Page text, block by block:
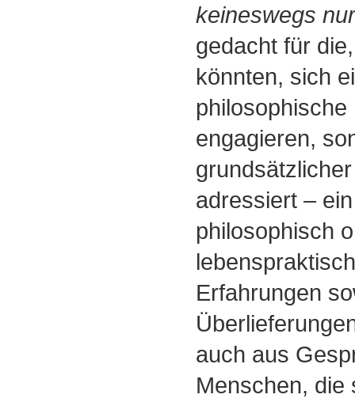
keineswegs nur
gedacht für
könnten, sich
engagieren,
adressiert ‒
philosophisch
Erfahrungen
auch aus
Menschen, die